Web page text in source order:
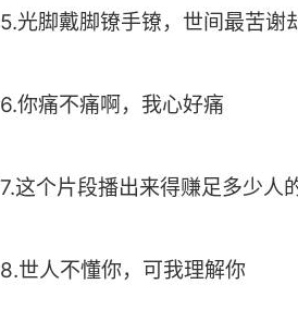
5.光脚戴脚镣手镣，世间最苦谢
6.你痛不痛啊，我心好痛
7.这个片段播出来得赚足多少人
8.世人不懂你，可我理解你